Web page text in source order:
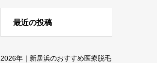
最近の投稿
2026年｜新居浜のおすすめ医療脱毛